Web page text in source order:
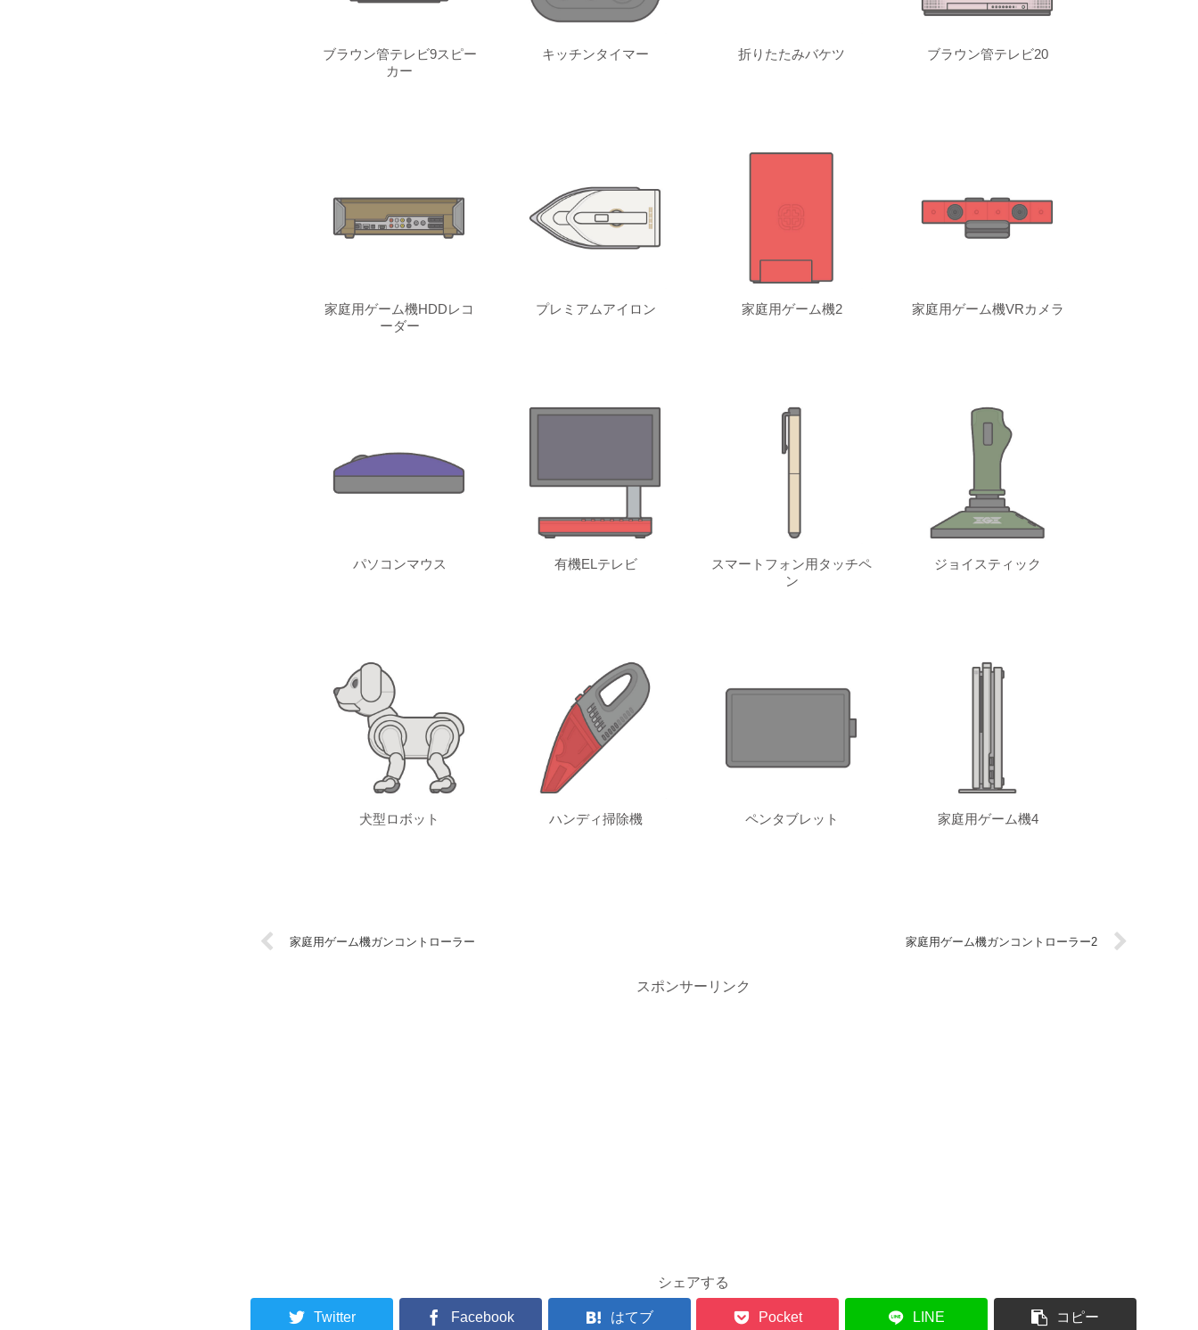
ブラウン管テレビ9スピー
カー
キッチンタイマー 折りたたみバケツ ブラウン管テレビ20
家庭用ゲーム機HDDレコ
ーダー
プレミアムアイロン 家庭用ゲーム機2 家庭用ゲーム機VRカメラ
パソコンマウス 有機ELテレビ
スマートフォン用タッチペ
ン
ジョイスティック
犬型ロボット ハンディ掃除機 ペンタブレット 家庭用ゲーム機4
家庭用ゲーム機ガンコントローラー 家庭用ゲーム機ガンコントローラー2
スポンサーリンク
シェアする
Twitter Facebook はてブ Pocket LINE コピー